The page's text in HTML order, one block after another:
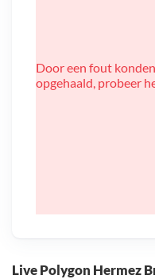
Live Polygon Hermez
Door een fout
opgehaald, probeer